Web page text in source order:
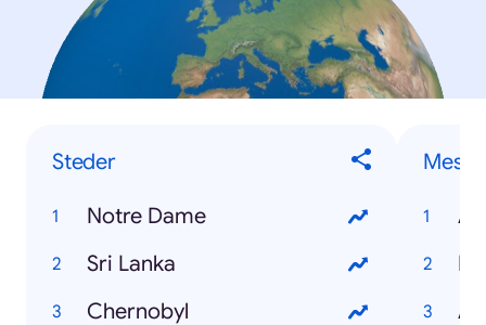
Steder
Notre Dame
Sri Lanka
Chernobyl
Mest